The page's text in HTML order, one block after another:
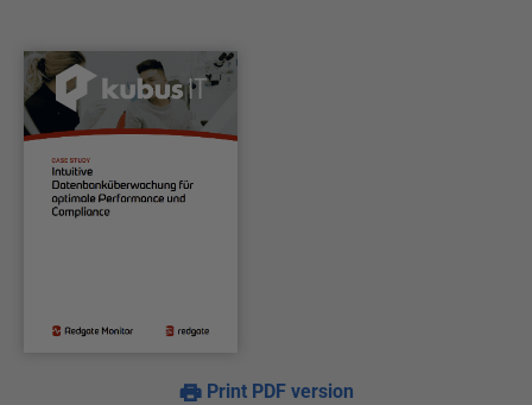
Print PDF version